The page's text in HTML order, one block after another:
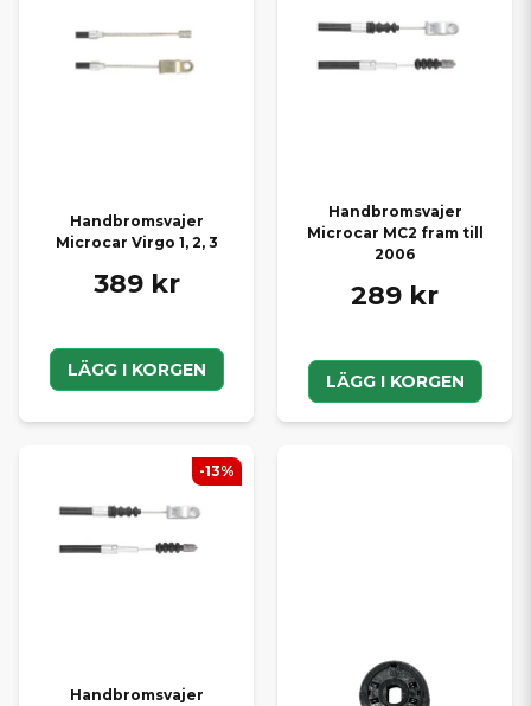
Handbromsvajer
Microcar Virgo 1, 2, 3
389 kr
LÄGG I KORGEN
Handbromsvajer
Microcar MC2 fram till
2006
289 kr
LÄGG I KORGEN
Handbromsvajer
-13%